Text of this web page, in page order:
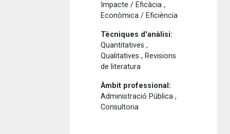
Impacte / Eficàcia ,
Econòmica / Eficiència
Tècniques d'anàlisi:
Quantitatives ,
Qualitatives , Revisions
de literatura
Àmbit professional:
Administració Pública ,
Consultoria